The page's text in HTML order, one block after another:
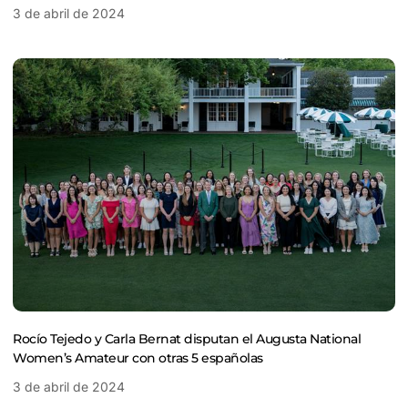
3 de abril de 2024
Rocío Tejedo y Carla Bernat disputan el Augusta National
Women’s Amateur con otras 5 españolas
3 de abril de 2024